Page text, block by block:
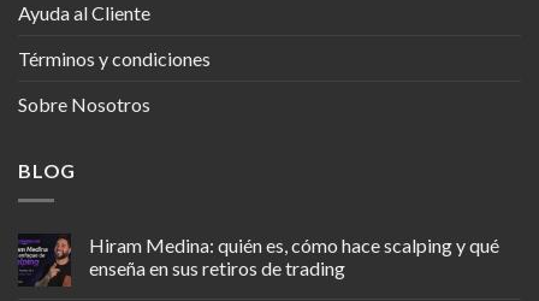
Ayuda al Cliente
Términos y condiciones
Sobre Nosotros
BLOG
Hiram Medina: quién es, cómo hace scalping y qué
enseña en sus retiros de trading